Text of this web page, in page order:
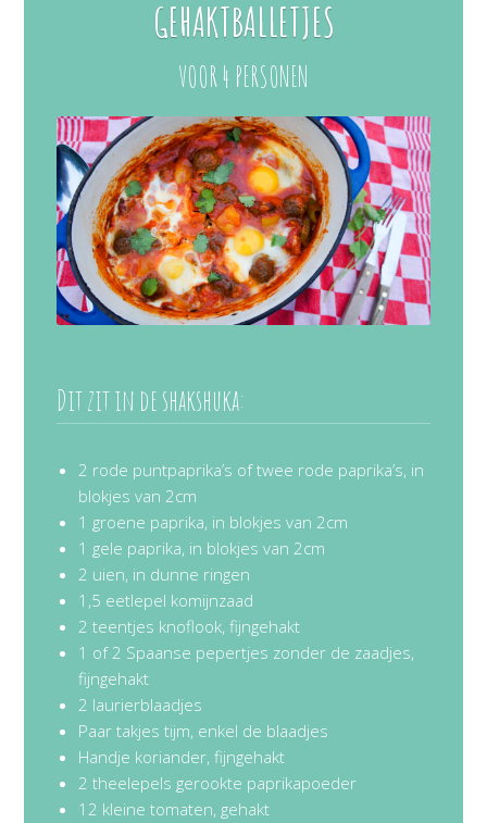
GEHAKTBALLETJES
VOOR 4 PERSONEN
Dit zit in de shakshuka:
2 rode puntpaprika’s of twee rode paprika’s, in
blokjes van 2cm
1 groene paprika, in blokjes van 2cm
1 gele paprika, in blokjes van 2cm
2 uien, in dunne ringen
1,5 eetlepel komijnzaad
2 teentjes knoflook, fijngehakt
1 of 2 Spaanse pepertjes zonder de zaadjes,
fijngehakt
2 laurierblaadjes
Paar takjes tijm, enkel de blaadjes
Handje koriander, fijngehakt
2 theelepels gerookte paprikapoeder
12 kleine tomaten, gehakt